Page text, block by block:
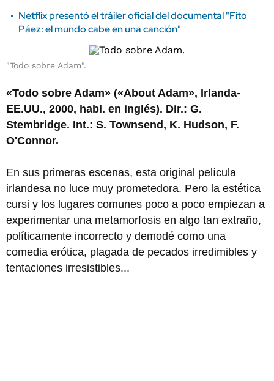
Netflix presentó el tráiler oficial del documental "Fito
Páez: el mundo cabe en una canción"
"Todo sobre Adam".
«Todo sobre Adam» («About Adam», Irlanda-
EE.UU., 2000, habl. en inglés). Dir.: G.
Stembridge. Int.: S. Townsend, K. Hudson, F.
O'Connor.
En sus primeras escenas, esta original película
irlandesa no luce muy prometedora. Pero la estética
cursi y los lugares comunes poco a poco empiezan a
experimentar una metamorfosis en algo tan extraño,
políticamente incorrecto y demodé como una
comedia erótica, plagada de pecados irredimibles y
tentaciones irresistibles...